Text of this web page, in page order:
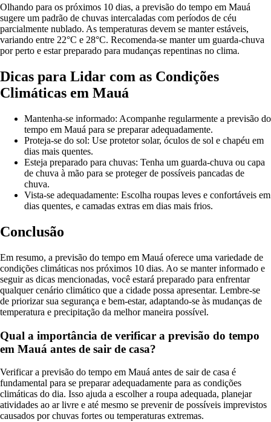
Olhando para os próximos 10 dias, a previsão do tempo em Mauá
sugere um padrão de chuvas intercaladas com períodos de céu
parcialmente nublado. As temperaturas devem se manter estáveis,
variando entre 22°C e 28°C. Recomenda-se manter um guarda-chuva
por perto e estar preparado para mudanças repentinas no clima.
Dicas para Lidar com as Condições
Climáticas em Mauá
Mantenha-se informado: Acompanhe regularmente a previsão do
tempo em Mauá para se preparar adequadamente.
Proteja-se do sol: Use protetor solar, óculos de sol e chapéu em
dias mais quentes.
Esteja preparado para chuvas: Tenha um guarda-chuva ou capa
de chuva à mão para se proteger de possíveis pancadas de
chuva.
Vista-se adequadamente: Escolha roupas leves e confortáveis em
dias quentes, e camadas extras em dias mais frios.
Conclusão
Em resumo, a previsão do tempo em Mauá oferece uma variedade de
condições climáticas nos próximos 10 dias. Ao se manter informado e
seguir as dicas mencionadas, você estará preparado para enfrentar
qualquer cenário climático que a cidade possa apresentar. Lembre-se
de priorizar sua segurança e bem-estar, adaptando-se às mudanças de
temperatura e precipitação da melhor maneira possível.
Qual a importância de verificar a previsão do tempo
em Mauá antes de sair de casa?
Verificar a previsão do tempo em Mauá antes de sair de casa é
fundamental para se preparar adequadamente para as condições
climáticas do dia. Isso ajuda a escolher a roupa adequada, planejar
atividades ao ar livre e até mesmo se prevenir de possíveis imprevistos
causados por chuvas fortes ou temperaturas extremas.